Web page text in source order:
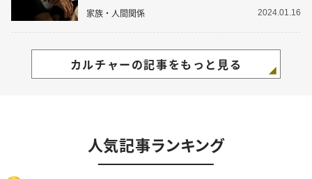
家族・人間関係 2024.01.16
カルチャーの記事をもっと見る
人気記事ランキング